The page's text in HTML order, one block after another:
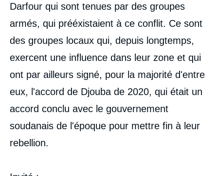
Darfour qui sont tenues par des groupes
armés, qui prééxistaient à ce conflit. Ce sont
des groupes locaux qui, depuis longtemps,
exercent une influence dans leur zone et qui
ont par ailleurs signé, pour la majorité d'entre
eux, l'accord de Djouba de 2020, qui était un
accord conclu avec le gouvernement
soudanais de l'époque pour mettre fin à leur
rebellion.